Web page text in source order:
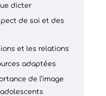
dicter
de soi et des
et les relations
adaptées
de l’image